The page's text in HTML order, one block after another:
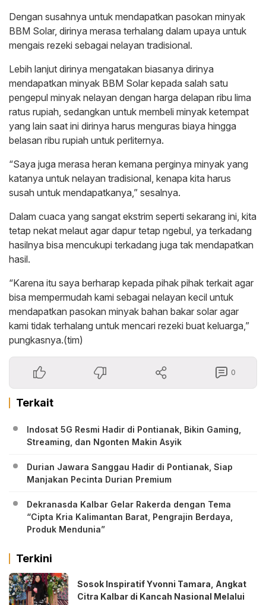
Dengan susahnya untuk mendapatkan pasokan minyak
BBM Solar, dirinya merasa terhalang dalam upaya untuk
mengais rezeki sebagai nelayan tradisional.
Lebih lanjut dirinya mengatakan biasanya dirinya
mendapatkan minyak BBM Solar kepada salah satu
pengepul minyak nelayan dengan harga delapan ribu lima
ratus rupiah, sedangkan untuk membeli minyak ketempat
yang lain saat ini dirinya harus menguras biaya hingga
belasan ribu rupiah untuk perliternya.
“Saya juga merasa heran kemana perginya minyak yang
katanya untuk nelayan tradisional, kenapa kita harus
susah untuk mendapatkanya,” sesalnya.
Dalam cuaca yang sangat ekstrim seperti sekarang ini, kita
tetap nekat melaut agar dapur tetap ngebul, ya terkadang
hasilnya bisa mencukupi terkadang juga tak mendapatkan
hasil.
“Karena itu saya berharap kepada pihak pihak terkait agar
bisa mempermudah kami sebagai nelayan kecil untuk
mendapatkan pasokan minyak bahan bakar solar agar
kami tidak terhalang untuk mencari rezeki buat keluarga,”
pungkasnya.(tim)
0
Terkait
Indosat 5G Resmi Hadir di Pontianak, Bikin Gaming,
Streaming, dan Ngonten Makin Asyik
Durian Jawara Sanggau Hadir di Pontianak, Siap
Manjakan Pecinta Durian Premium
Dekranasda Kalbar Gelar Rakerda dengan Tema
“Cipta Kria Kalimantan Barat, Pengrajin Berdaya,
Produk Mendunia”
Terkini
‎Sosok Inspiratif Yvonni Tamara, Angkat
Citra Kalbar di Kancah Nasional Melalui